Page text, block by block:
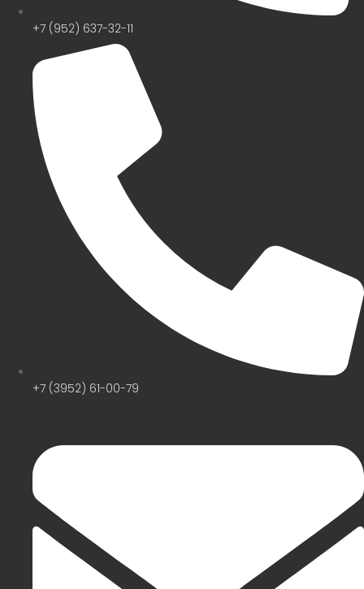
+7 (952) 637-32-11
+7 (3952) 61-00-79